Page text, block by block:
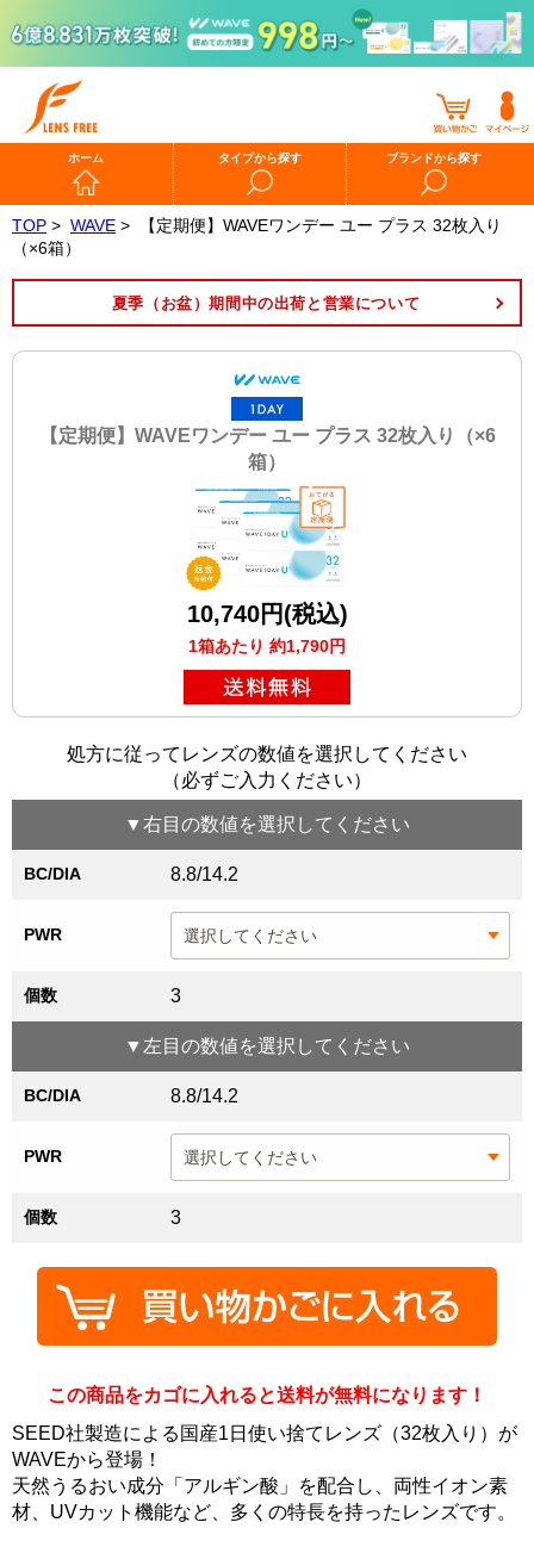
ホーム タイプから探す ブランドから探す
TOP > WAVE >
【定期便】WAVEワンデー ユー プラス 32枚入り
（×6箱）
夏季（お盆）期間中の出荷と営業について
【定期便】WAVEワンデー ユー プラス 32枚入り（×6
箱）
10,740円(税込)
1箱あたり 約1,790円
処方に従ってレンズの数値を選択してください
（必ずご入力ください）
▼右目 の数値を選択してください
BC/DIA 8.8/14.2
PWR
個数 3
▼ 左目 の数値を選択してください
BC/DIA 8.8/14.2
PWR
個数 3
この商品をカゴに入れると送料が無料になります！
SEED社製造による国産1日使い捨てレンズ（32枚入り）が
WAVEから登場！
天然うるおい成分「アルギン酸」を配合し、両性イオン素
材、UVカット機能など、多くの特長を持ったレンズです。